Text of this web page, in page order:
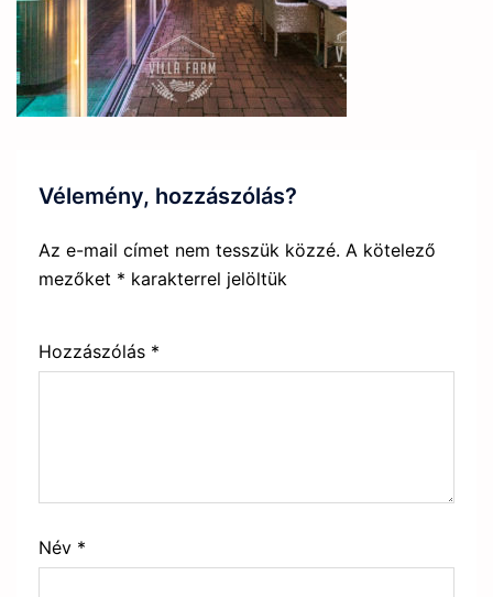
Vélemény, hozzászólás?
Az e-mail címet nem tesszük közzé. A kötelező
mezőket * karakterrel jelöltük
Hozzászólás *
Név *